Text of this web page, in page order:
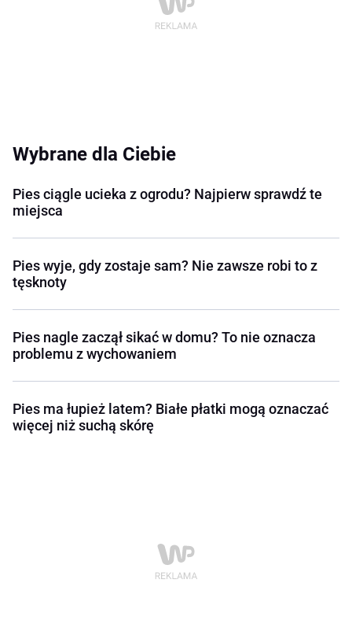
Wybrane dla Ciebie
Pies ciągle ucieka z ogrodu? Najpierw sprawdź te
miejsca
Pies wyje, gdy zostaje sam? Nie zawsze robi to z
tęsknoty
Pies nagle zaczął sikać w domu? To nie oznacza
problemu z wychowaniem
Pies ma łupież latem? Białe płatki mogą oznaczać
więcej niż suchą skórę